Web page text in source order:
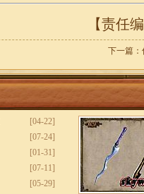
【责任
下一篇：
[04-22]
[07-24]
[01-31]
[07-11]
[05-29]